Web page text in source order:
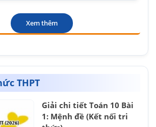
Xem thêm
THPT
Giải chi tiết Toán 10 Bài
1: Mệnh đề (Kết nối tri